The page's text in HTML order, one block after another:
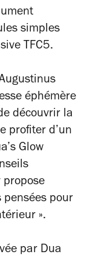
simples
TFC5.
éphémère
découvrir la
profiter d’un
Glow
propose
pensées pour
».
par Dua